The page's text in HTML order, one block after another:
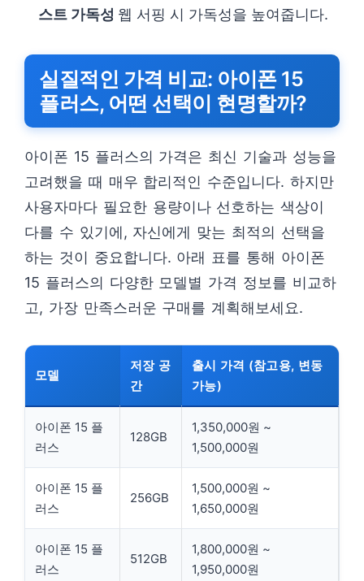
스트 가독성 웹 서핑 시 가독성을 높여줍니다.
실질적인 가격 비교: 아이폰 15
플러스, 어떤 선택이 현명할까?
아이폰 15 플러스의 가격은 최신 기술과 성능을
고려했을 때 매우 합리적인 수준입니다. 하지만
사용자마다 필요한 용량이나 선호하는 색상이
다를 수 있기에, 자신에게 맞는 최적의 선택을
하는 것이 중요합니다. 아래 표를 통해 아이폰
15 플러스의 다양한 모델별 가격 정보를 비교하
고, 가장 만족스러운 구매를 계획해보세요.
모델
저장 공
간
출시 가격 (참고용, 변동
가능)
아이폰 15 플
러스
128GB
1,350,000원 ~
1,500,000원
아이폰 15 플
러스
256GB
1,500,000원 ~
1,650,000원
아이폰 15 플
러스
512GB
1,800,000원 ~
1,950,000원